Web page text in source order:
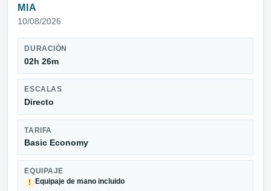
MIA
10/08/2026
DURACIÓN
02h 26m
ESCALAS
Directo
TARIFA
Basic Economy
EQUIPAJE
!
Equipaje de mano incluido